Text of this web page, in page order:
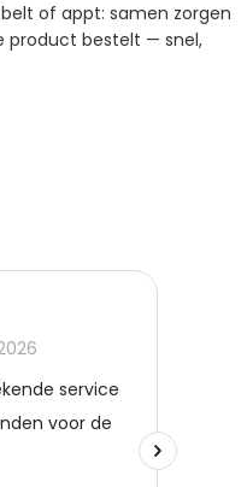
of appt: samen zorgen
product bestelt — snel,